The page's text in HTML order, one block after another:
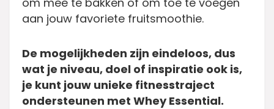
aan jouw favoriete fruitsmoothie.
De mogelijkheden zijn eindeloos, dus
wat je niveau, doel of inspiratie ook is,
je kunt jouw unieke fitnesstraject
ondersteunen met Whey Essential.